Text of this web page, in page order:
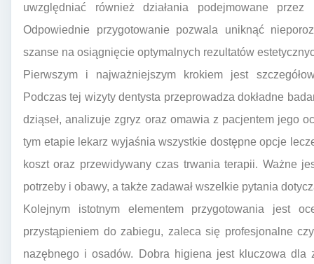
uwzględniać również działania podejmowane
Odpowiednie przygotowanie pozwala uniknąć
szanse na osiągnięcie optymalnych rezultatów
Pierwszym i najważniejszym krokiem jest
Podczas tej wizyty dentysta przeprowadza dokładne
dziąseł, analizuje zgryz oraz omawia z pacjentem jego
tym etapie lekarz wyjaśnia wszystkie dostępne opcje
koszt oraz przewidywany czas trwania terapii. Ważne
potrzeby i obawy, a także zadawał wszelkie pytania
Kolejnym istotnym elementem przygotowania jest
przystąpieniem do zabiegu, zaleca się profesjonalne
nazębnego i osadów. Dobra higiena jest kluczowa dla